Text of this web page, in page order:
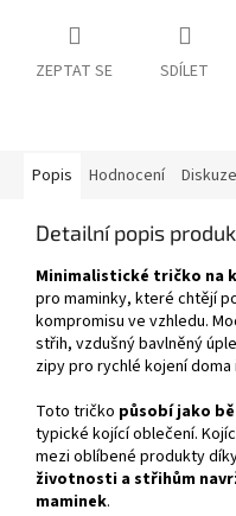
ZEPTAT SE SDÍLET
Popis Hodnocení Diskuze
Detailní popis
Minimalistické tričko na
pro maminky, které chtějí
kompromisu ve vzhledu.
střih, vzdušný bavlněný
zipy pro rychlé kojení doma
Toto tričko působí jako
typické kojící oblečení.
mezi oblíbené produkty
životnosti a střihům
maminek.